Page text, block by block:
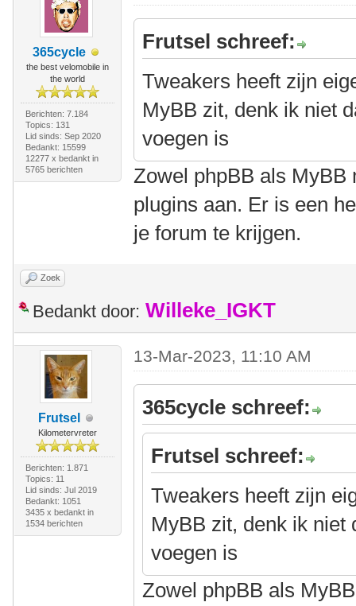
365cycle
the best velomobile in
the world
Berichten: 7.184
Topics: 131
Lid sinds: Sep 2020
Bedankt: 15599
12277 x bedankt in
5765 berichten
Frutsel schreef:
Tweakers heeft zijn
MyBB zit, denk ik niet
voegen is
Zowel phpBB als MyBB
plugins aan. Er is een
je forum te krijgen.
Zoek
Bedankt door: Willeke_IGKT
Frutsel
Kilometervreter
Berichten: 1.871
Topics: 11
Lid sinds: Jul 2019
Bedankt: 1051
3435 x bedankt in
1534 berichten
13-Mar-2023, 11:10 AM
365cycle schreef:
Frutsel schreef:
Tweakers heeft zijn
MyBB zit, denk ik niet
voegen is
Zowel phpBB als